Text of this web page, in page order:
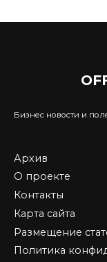
Бизнес новости и
Архив
О проекте
Контакты
Карта сайта
Размещение
Политика